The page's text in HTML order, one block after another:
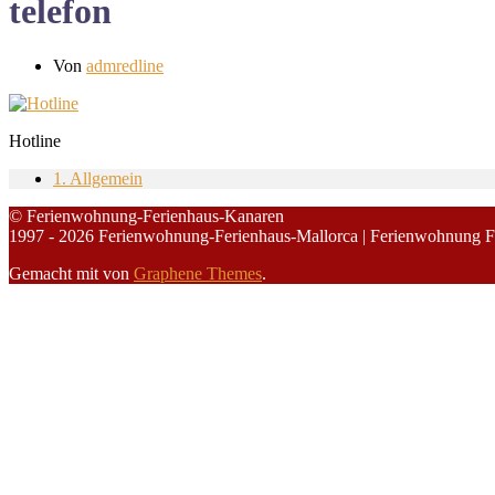
telefon
Von admredline
Hotline
1. Allgemein
© Ferienwohnung-Ferienhaus-Kanaren
1997 - 2026 Ferienwohnung-Ferienhaus-Mallorca | Ferienwohnung
Gemacht mit von Graphene Themes.